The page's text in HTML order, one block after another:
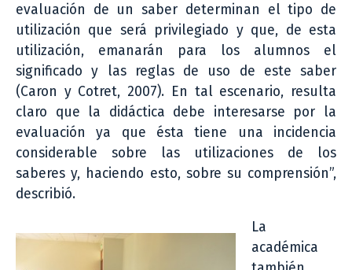
evaluación de un saber determinan el tipo de
utilización que será privilegiado y que, de esta
utilización, emanarán para los alumnos el
significado y las reglas de uso de este saber
(Caron y Cotret, 2007). En tal escenario, resulta
claro que la didáctica debe interesarse por la
evaluación ya que ésta tiene una incidencia
considerable sobre las utilizaciones de los
saberes y, haciendo esto, sobre su comprensión”,
describió.
La
académica